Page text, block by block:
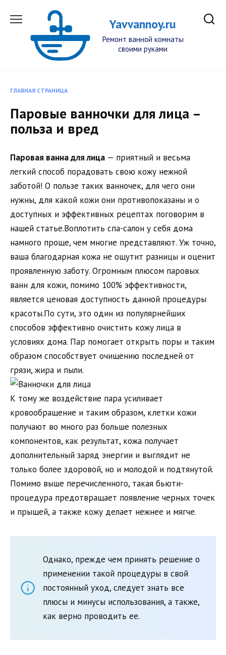
Yavvannoy.ru
Ремонт ванной комнаты
своими руками
ГЛАВНАЯ СТРАНИЦА
Паровые ванночки для лица –
польза и вред
Паровая ванна для лица — приятный и весьма
легкий способ порадовать свою кожу нежной
заботой! О пользе таких ванночек, для чего они
нужны, для какой кожи они противопоказаны и о
доступных и эффективных рецептах поговорим в
нашей статье.Воплотить спа-салон у себя дома
намного проще, чем многие представляют. Уж точно,
ваша благодарная кожа не ощутит разницы и оценит
проявленную заботу. Огромным плюсом паровых
ванн для кожи, помимо 100% эффективности,
является ценовая доступность данной процедуры
красоты.По сути, это один из популярнейших
способов эффективно очистить кожу лица в
условиях дома. Пар помогает открыть поры и таким
образом способствует очищению последней от
грязи, жира и пыли.
К тому же воздействие пара усиливает
кровообращение и таким образом, клетки кожи
получают во много раз больше полезных
компонентов, как результат, кожа получает
дополнительный заряд энергии и выглядит не
только более здоровой, но и молодой и подтянутой.
Помимо выше перечисленного, такая бьюти-
процедура предотвращает появление черных точек
и прыщей, а также кожу делает нежнее и мягче.
Однако, прежде чем принять решение о
применении такой процедуры в свой
постоянный уход, следует знать все
плюсы и минусы использования, а также,
как верно проводить ее.